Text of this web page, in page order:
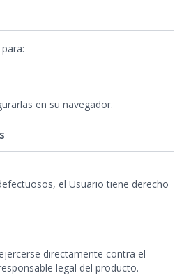
en su navegador.
el Usuario tiene derecho
directamente contra el
legal del producto.